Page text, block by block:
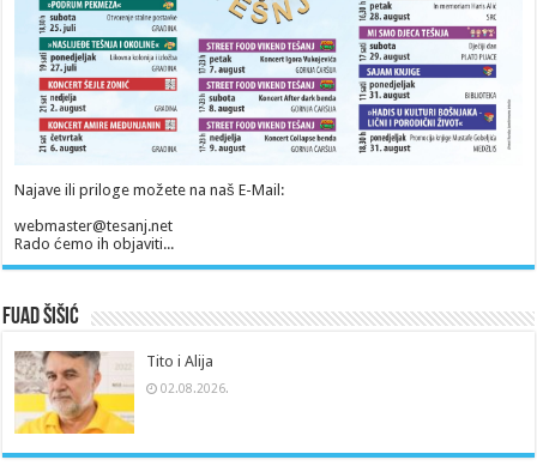
Najave ili priloge možete na naš E-Mail:
webmaster@tesanj.net
Rado ćemo ih objaviti...
Fuad Šišić
Tito i Alija
02.08.2026.